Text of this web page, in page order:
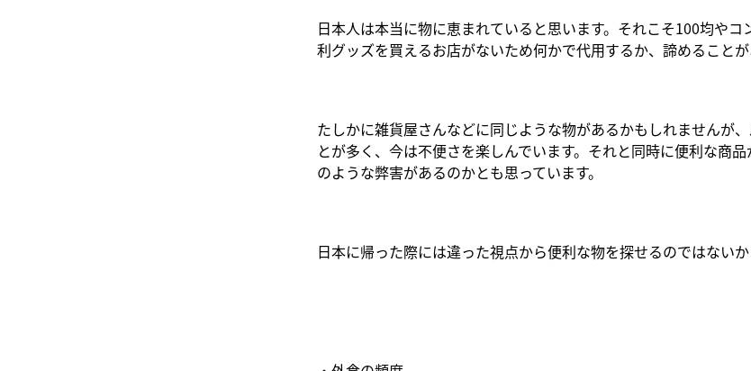
日本人は本当に物に恵まれていると思います。それこそ100均やコ
利グッズを買えるお店がないため何かで代用するか、諦めることが
たしかに雑貨屋さんなどに同じような物があるかもしれませんが
とが多く、今は不便さを楽しんでいます。それと同時に便利な商
のような弊害があるのかとも思っています。
日本に帰った際には違った視点から便利な物を探せるのではないか